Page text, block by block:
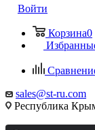
Войти
Корзина0
sales@st-ru.com
Республика